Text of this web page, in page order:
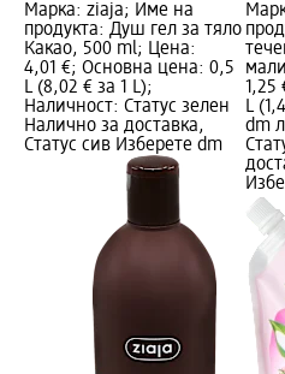
Марка: ziaja; Име на
продукта: Душ гел за тяло
Какао, 500 ml; Цена:
4,01 €; Основна цена: 0,5
L (8,02 € за 1 L);
Наличност: Статус зелен
Налично за доставка,
Статус сив Изберете dm
1,25
L
dm